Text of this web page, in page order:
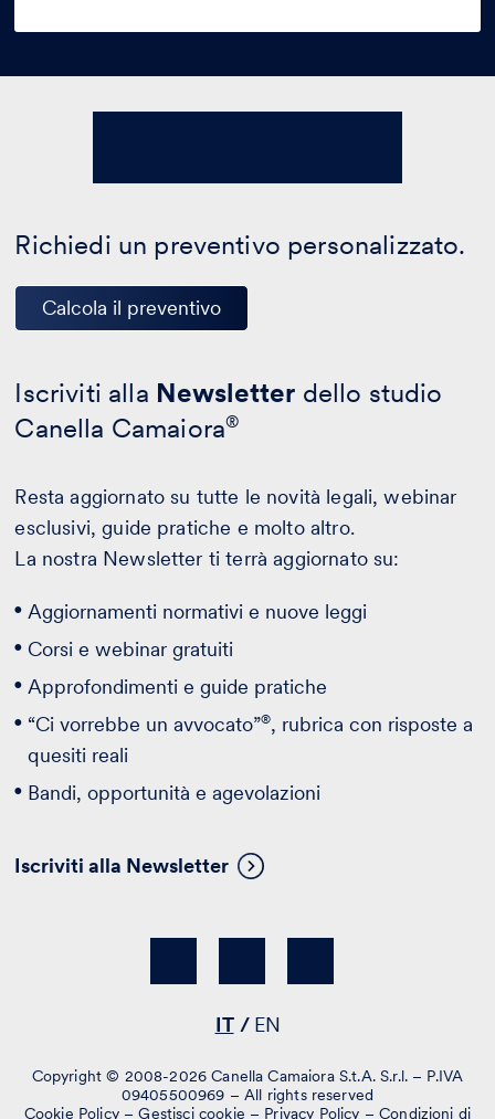
Richiedi un preventivo personalizzato.
Calcola il preventivo
Iscriviti alla Newsletter dello studio
Canella Camaiora®
Resta aggiornato su tutte le novità legali, webinar
esclusivi, guide pratiche e molto altro.
La nostra Newsletter ti terrà aggiornato su:
Aggiornamenti normativi e nuove leggi
Corsi e webinar gratuiti
Approfondimenti e guide pratiche
“Ci vorrebbe un avvocato”®, rubrica con risposte a
quesiti reali
Bandi, opportunità e agevolazioni
Iscriviti alla Newsletter
IT EN
Copyright © 2008-2026 Canella Camaiora S.t.A. S.r.l. – P.IVA
09405500969 – All rights reserved
Cookie Policy–Gestisci cookie – Privacy Policy –Condizioni di